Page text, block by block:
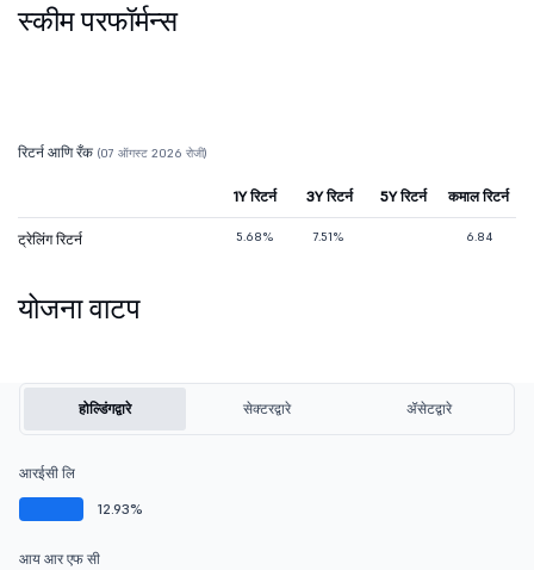
स्कीम परफॉर्मन्स
रिटर्न आणि रँक (07 ऑगस्ट 2026 रोजी)
1Y रिटर्न 3Y रिटर्न 5Y रिटर्न कमाल रिटर्न
ट्रेलिंग रिटर्न 5.68% 7.51% 6.84
योजना वाटप
होल्डिंगद्वारे सेक्टरद्वारे ॲसेटद्वारे
आरईसी लि
12.93%
आय आर एफ सी